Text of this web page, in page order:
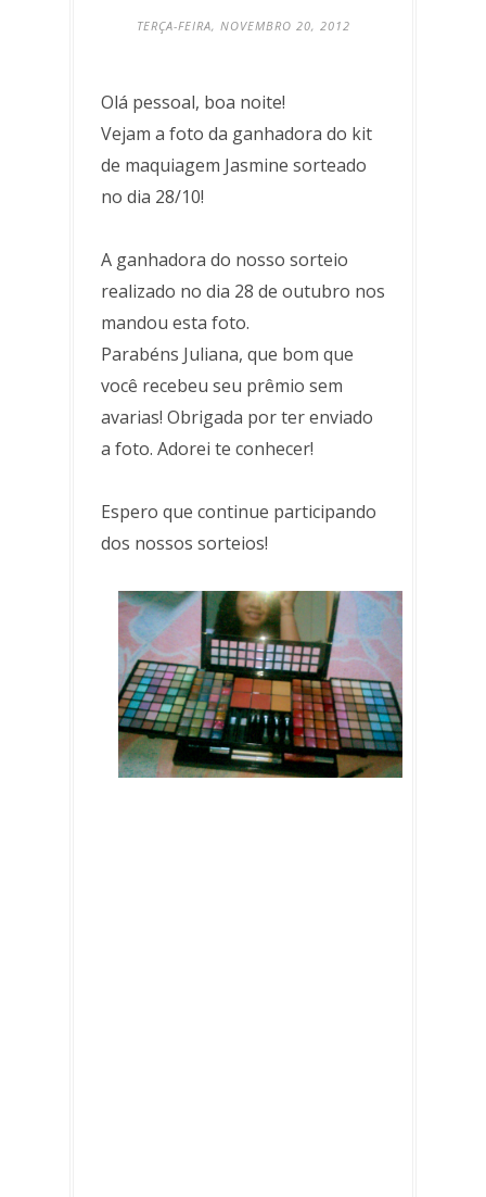
TERÇA-FEIRA, NOVEMBRO 20, 2012
Olá pessoal, boa noite!
Vejam a foto da ganhadora do kit
de maquiagem Jasmine sorteado
no dia 28/10!
A ganhadora do nosso sorteio
realizado no dia 28 de outubro nos
mandou esta foto.
Parabéns Juliana, que bom que
você recebeu seu prêmio sem
avarias! Obrigada por ter enviado
a foto. Adorei te conhecer!
Espero que continue participando
dos nossos sorteios!